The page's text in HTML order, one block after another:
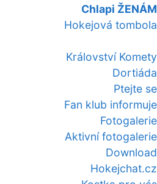
Chlapi ŽENÁM
Hokejová tombola
Království Komety
Dortiáda
Ptejte se
Fan klub informuje
Fotogalerie
Aktivní fotogalerie
Download
Hokejchat.cz